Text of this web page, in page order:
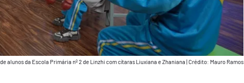
alunos da Escola Primária nº 2 de Linzhi com cítaras Liuxiana e Zhaniana |Crédito: Mauro Ramos